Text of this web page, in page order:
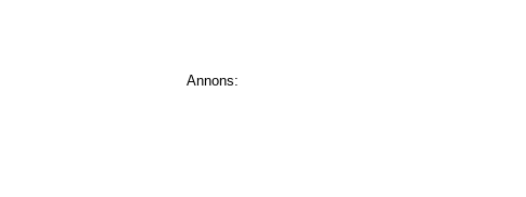
Annons: